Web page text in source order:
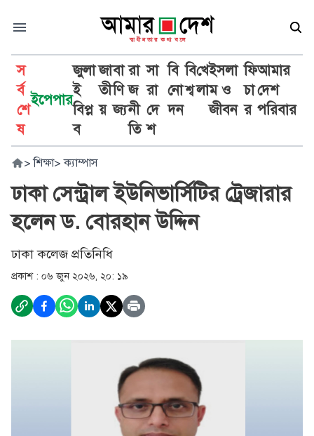
স
র্ব
শে
ষ
ইপেপার
জুলা
ই
বিপ্ল
ব
জা
তী
য়
বা
ণি
জ্য
রা
জ
নী
তি
সা
রা
দে
শ
বি
নো
দন
বি
শ্ব
খে
লা
ইসলা
ম ও
জীবন
ফি
চা
র
আমার
দেশ
পরিবার
> শিক্ষা> ক্যাম্পাস
ঢাকা সেন্ট্রাল ইউনিভার্সিটির ট্রেজারার
হলেন ড. বোরহান উদ্দিন
ঢাকা কলেজ প্রতিনিধি
প্রকাশ : ০৬ জুন ২০২৬, ২০: ১৯